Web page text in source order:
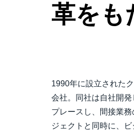
革をも
1990年に設立された
会社。同社は自社開
プレースし、間接業
ジェクトと同時に、